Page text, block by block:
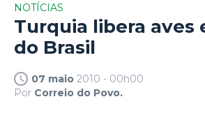
NOTÍCIAS
Turquia libera aves
do Brasil
07 maio 2010 - 00h00
Por Correio do Povo.